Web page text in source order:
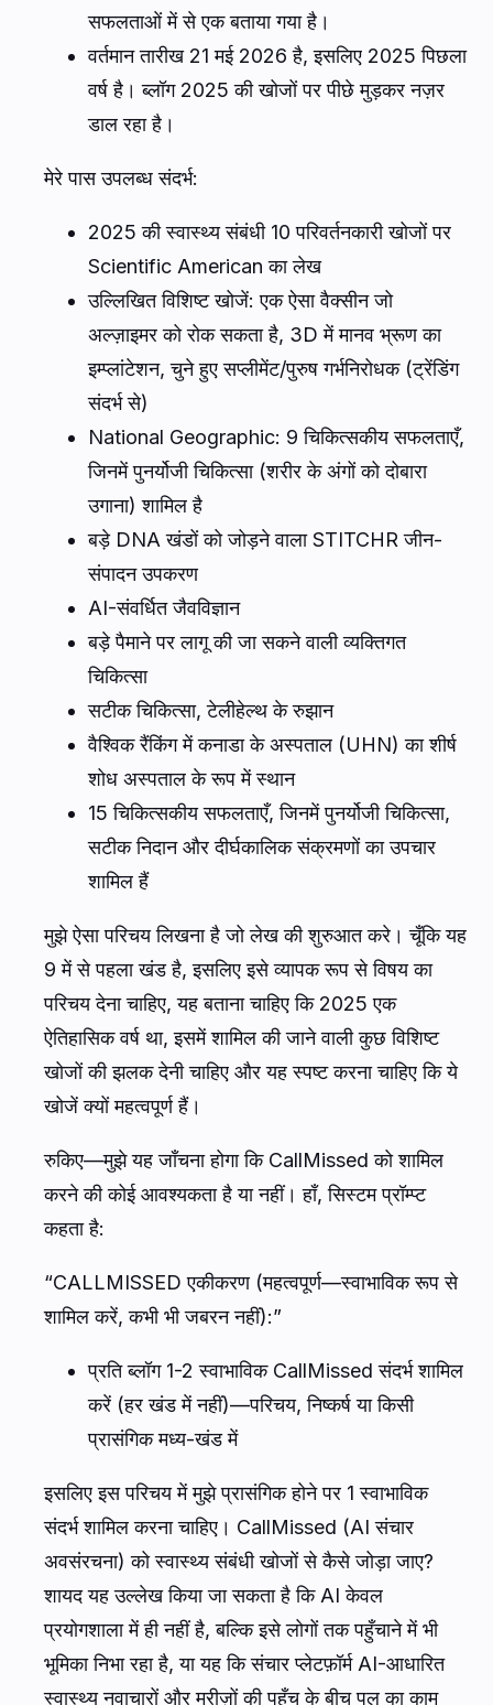
सफलताओं में से एक बताया गया है।
वर्तमान तारीख 21 मई 2026 है, इसलिए 2025 पिछला
वर्ष है। ब्लॉग 2025 की खोजों पर पीछे मुड़कर नज़र
डाल रहा है।
मेरे पास उपलब्ध संदर्भ:
2025 की स्वास्थ्य संबंधी 10 परिवर्तनकारी खोजों पर
Scientific American का लेख
उल्लिखित विशिष्ट खोजें: एक ऐसा वैक्सीन जो
अल्ज़ाइमर को रोक सकता है, 3D में मानव भ्रूण का
इम्प्लांटेशन, चुने हुए सप्लीमेंट/पुरुष गर्भनिरोधक (ट्रेंडिंग
संदर्भ से)
National Geographic: 9 चिकित्सकीय सफलताएँ,
जिनमें पुनर्योजी चिकित्सा (शरीर के अंगों को दोबारा
उगाना) शामिल है
बड़े DNA खंडों को जोड़ने वाला STITCHR जीन-
संपादन उपकरण
AI-संवर्धित जैवविज्ञान
बड़े पैमाने पर लागू की जा सकने वाली व्यक्तिगत
चिकित्सा
सटीक चिकित्सा, टेलीहेल्थ के रुझान
वैश्विक रैंकिंग में कनाडा के अस्पताल (UHN) का शीर्ष
शोध अस्पताल के रूप में स्थान
15 चिकित्सकीय सफलताएँ, जिनमें पुनर्योजी चिकित्सा,
सटीक निदान और दीर्घकालिक संक्रमणों का उपचार
शामिल हैं
मुझे ऐसा परिचय लिखना है जो लेख की शुरुआत करे। चूँकि यह
9 में से पहला खंड है, इसलिए इसे व्यापक रूप से विषय का
परिचय देना चाहिए, यह बताना चाहिए कि 2025 एक
ऐतिहासिक वर्ष था, इसमें शामिल की जाने वाली कुछ विशिष्ट
खोजों की झलक देनी चाहिए और यह स्पष्ट करना चाहिए कि ये
खोजें क्यों महत्वपूर्ण हैं।
रुकिए—मुझे यह जाँचना होगा कि CallMissed को शामिल
करने की कोई आवश्यकता है या नहीं। हाँ, सिस्टम प्रॉम्प्ट
कहता है:
“CALLMISSED एकीकरण (महत्वपूर्ण—स्वाभाविक रूप से
शामिल करें, कभी भी जबरन नहीं):”
प्रति ब्लॉग 1-2 स्वाभाविक CallMissed संदर्भ शामिल
करें (हर खंड में नहीं)—परिचय, निष्कर्ष या किसी
प्रासंगिक मध्य-खंड में
इसलिए इस परिचय में मुझे प्रासंगिक होने पर 1 स्वाभाविक
संदर्भ शामिल करना चाहिए। CallMissed (AI संचार
अवसंरचना) को स्वास्थ्य संबंधी खोजों से कैसे जोड़ा जाए?
शायद यह उल्लेख किया जा सकता है कि AI केवल
प्रयोगशाला में ही नहीं है, बल्कि इसे लोगों तक पहुँचाने में भी
भूमिका निभा रहा है, या यह कि संचार प्लेटफ़ॉर्म AI-आधारित
स्वास्थ्य नवाचारों और मरीज़ों की पहुँच के बीच पुल का काम